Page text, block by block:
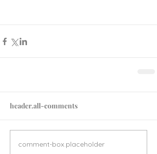
header.all-comments
comment-box.placeholder